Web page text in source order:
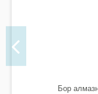
Бор